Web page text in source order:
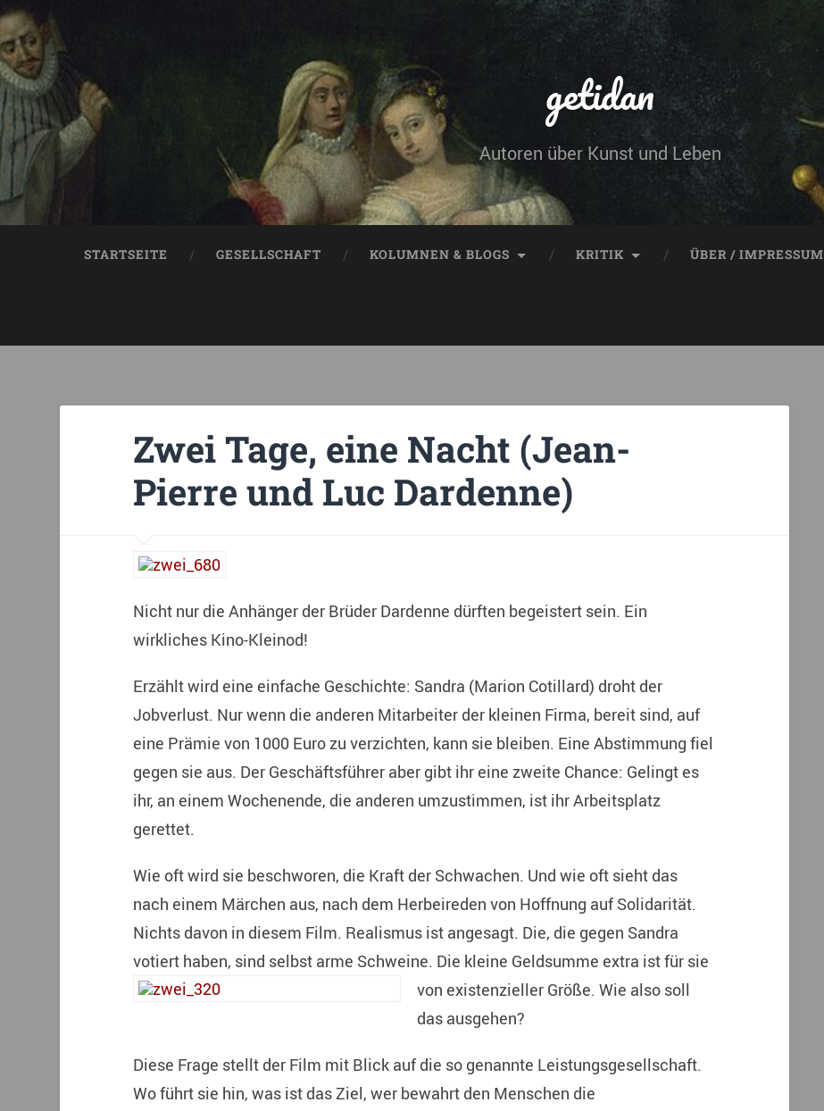
getidan
Autoren über Kunst und Leben
STARTSEITE GESELLSCHAFT KOLUMNEN & BLOGS KRITIK ÜBER / IMPRESSUM
Zwei Tage, eine Nacht (Jean-
Pierre und Luc Dardenne)
Nicht nur die Anhänger der Brüder Dardenne dürften begeistert sein. Ein
wirkliches Kino-Kleinod!
Erzählt wird eine einfache Geschichte: Sandra (Marion Cotillard) droht der
Jobverlust. Nur wenn die anderen Mitarbeiter der kleinen Firma, bereit sind, auf
eine Prämie von 1000 Euro zu verzichten, kann sie bleiben. Eine Abstimmung fiel
gegen sie aus. Der Geschäftsführer aber gibt ihr eine zweite Chance: Gelingt es
ihr, an einem Wochenende, die anderen umzustimmen, ist ihr Arbeitsplatz
gerettet.
Wie oft wird sie beschworen, die Kraft der Schwachen. Und wie oft sieht das
nach einem Märchen aus, nach dem Herbeireden von Hoffnung auf Solidarität.
Nichts davon in diesem Film. Realismus ist angesagt. Die, die gegen Sandra
votiert haben, sind selbst arme Schweine. Die kleine Geldsumme extra ist für sie
von existenzieller Größe. Wie also soll
das ausgehen?
Diese Frage stellt der Film mit Blick auf die so genannte Leistungsgesellschaft.
Wo führt sie hin, was ist das Ziel, wer bewahrt den Menschen die